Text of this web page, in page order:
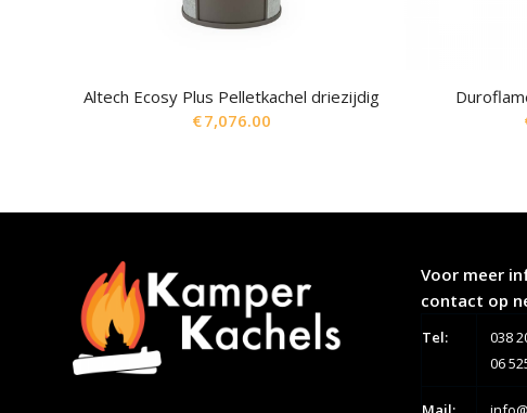
Altech Ecosy Plus Pelletkachel driezijdig
€7,076.00
Voor meer
contact op
Tel: 038
06